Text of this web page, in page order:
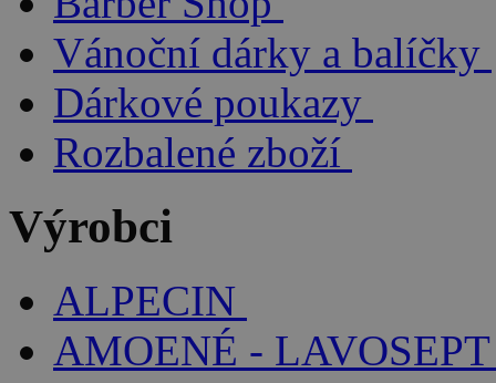
Vánoční dárky a balíčky
Dárkové poukazy
Rozbalené zboží
Výrobci
ALPECIN
AMOENÉ - LAVOSEPT